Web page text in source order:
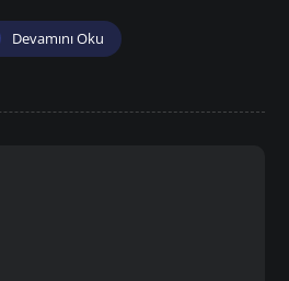
Devamını Oku